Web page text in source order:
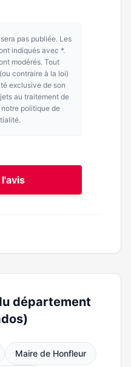
pas publiée. Les
indiqués avec *.
modérés. Tout
contraire à la loi)
exclusive de son
au traitement de
politique de
département
Maire de Honfleur